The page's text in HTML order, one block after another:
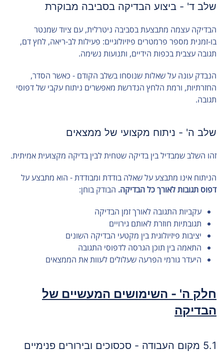
שלב ד' - ביצוע הבדיקה בסביבה מבוקרת
הבדיקה עצמה מתבצעת בסביבה ניטרלית, עם ציוד שמנטר
בו-זמנית מספר פרמטרים פיזיולוגיים: פעילות לב-ריאה, לחץ דם,
תגובה עצבית בכפות הידיים, ותנועות נשימה.
הנבדק עונה על שאלות שנוסחו בשלב הקודם - כאשר הסדר,
החזרתיות, ורמת הלחץ הנדרשת מאפשרים ניתוח עקבי של דפוסי
תגובה.
שלב ה' - ניתוח מקצועי של ממצאים
זהו השלב שמבדיל בין בדיקה שטחית לבין בדיקה מקצועית אמיתית.
הניתוח אינו מתבצע על שאלה בודדת ומבודדת - הוא מתבצע על
דפוס תגובות לאורך כל הבדיקה. הבודק בוחן:
עקביות התגובה לאורך זמן הבדיקה
תגובתיות חוזרת לאותם גירויים
יציבות פיזיולוגית בין מקטעי הבדיקה השונים
התאמה בין תוכן הגרסה לדפוסי התגובה
היעדר גורמי הפרעה שעלולים לעוות את הממצאים
חלק ה' - השימושים המעשיים של
הבדיקה
5.1 מקום העבודה - סכסוכים ובירורים פנימיים